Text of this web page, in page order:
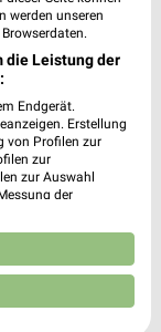
werden unseren
die Leistung der
Endgerät.
Erstellung
von Profilen zur
zur
zur Auswahl
der
Entwicklung und
zur Auswahl
und in die